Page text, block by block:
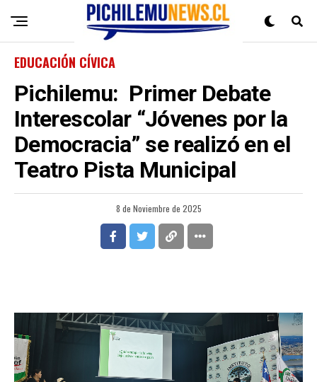
EDUCACIÓN CÍVICA
Pichilemu: Primer Debate
Interescolar “Jóvenes por la
Democracia” se realizó en el
Teatro Pista Municipal
8 de Noviembre de 2025